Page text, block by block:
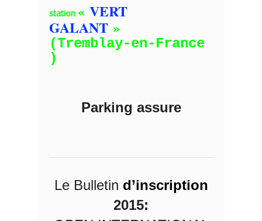
station « VERT
GALANT »
(Tremblay-en-France
)
Parking assure
Le Bulletin d’inscription
2015: